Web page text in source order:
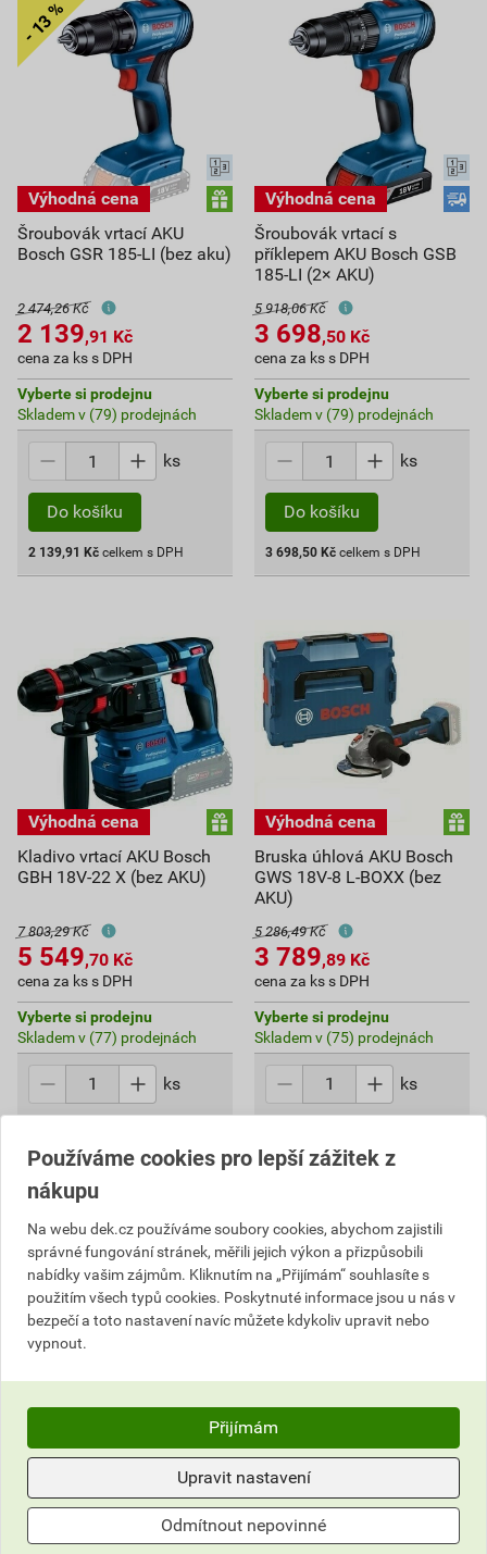
Šroubovák vrtací AKU
Bosch GSR 185-LI (bez aku)
2 474,26 Kč
2 139,91 Kč
cena za ks s DPH
Vyberte si prodejnu
Skladem v (79) prodejnách
ks
Do košíku
2 139,91 Kč celkem s DPH
Šroubovák vrtací s
příklepem AKU Bosch GSB
185-LI (2× AKU)
5 918,06 Kč
3 698,50 Kč
cena za ks s DPH
Vyberte si prodejnu
Skladem v (79) prodejnách
ks
Do košíku
3 698,50 Kč celkem s DPH
Kladivo vrtací AKU Bosch
GBH 18V-22 X (bez AKU)
7 803,29 Kč
5 549,70 Kč
cena za ks s DPH
Vyberte si prodejnu
Skladem v (77) prodejnách
ks
Bruska úhlová AKU Bosch
GWS 18V-8 L-BOXX (bez
AKU)
5 286,49 Kč
3 789,89 Kč
cena za ks s DPH
Vyberte si prodejnu
Skladem v (75) prodejnách
ks
3 789,89
Sada AKU nářadí DeWALT
DCK229P2T 18 V
Akumulátor + nabíječka
Bosch GAL 18V-40
3 580,39 Kč
Používáme cookies pro lepší zážitek z
nákupu
Na webu dek.cz používáme soubory cookies, abychom zajistili
správné fungování stránek, měřili jejich výkon a přizpůsobili
nabídky vašim zájmům. Kliknutím na „Přijímám“ souhlasíte s
použitím všech typů cookies. Poskytnuté informace jsou u nás v
bezpečí a toto nastavení navíc můžete kdykoliv upravit nebo
vypnout.
Přijímám
Upravit nastavení
Odmítnout nepovinné